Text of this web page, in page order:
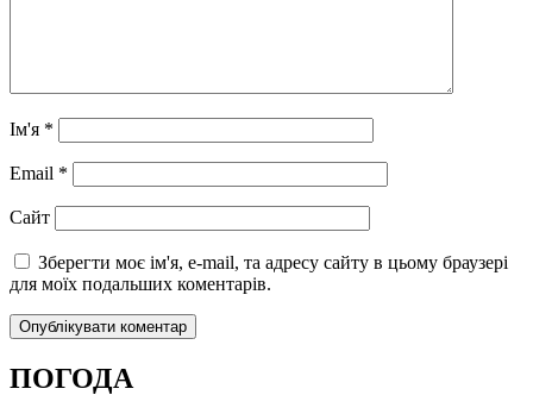
Ім'я *
Email *
Сайт
Зберегти моє ім'я, e-mail, та адресу сайту в цьому браузері
для моїх подальших коментарів.
ПОГОДА